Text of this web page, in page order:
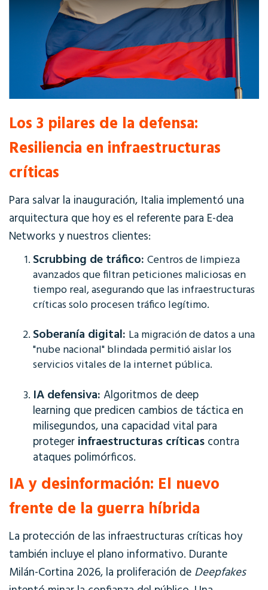
Los 3 pilares de la defensa:
Resiliencia en infraestructuras
críticas
Para salvar la inauguración, Italia implementó una
arquitectura que hoy es el referente para E-dea
Networks y nuestros clientes:
Scrubbing de tráfico: Centros de limpieza
avanzados que filtran peticiones maliciosas en
tiempo real, asegurando que las infraestructuras
críticassolo procesen tráfico legítimo.
Soberanía digital: La migración de datos a una
"nube nacional" blindada permitió aislar los
servicios vitales de la internet pública.
IA defensiva: Algoritmos de deep
learning que predicen cambios de táctica en
milisegundos, una capacidad vital para
proteger infraestructuras críticas contra
ataques polimórficos.
IA y desinformación: El nuevo
frente de la guerra híbrida
La protección de las infraestructuras críticas hoy
también incluye el plano informativo. Durante
Milán-Cortina 2026, la proliferación de Deepfakes